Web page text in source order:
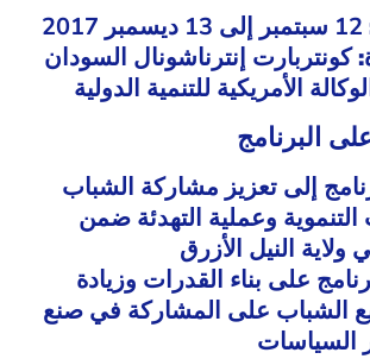
كونتربارت إنترناشونال السودان
البرنامج
إلى تعزيز مشاركة الشباب
وعملية التهدئة ضمن
النيل الأزرق
على بناء القدرات وزيادة
الشباب على المشاركة في صنع
السياسات